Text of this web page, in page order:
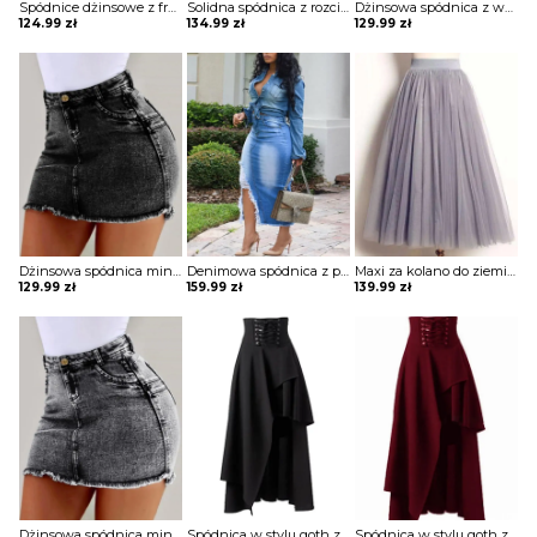
Spódnice dżinsowe z frędzlami zapinane na guziki spodnie Fima
124.99 zł
Solidna spódnica z rozcięciem i frędzlami na guziki Sveinborg
134.99 zł
Dżinsowa spódnica z wysokim stanem i wycięciem Ulfrida
129.99 zł
Dżinsowa spódnica mini z wysokim stanem Sisira
129.99 zł
Denimowa spódnica z postrzępionym brzegiem i rozcięciem Zeynab
159.99 zł
Maxi za kolano do ziemi plisy z koła ściągacz jednolita elegancka tiul warstwy impreza kobieca spódnica Tanitansy
139.99 zł